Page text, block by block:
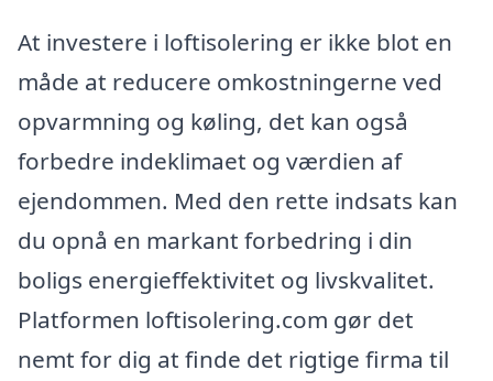
At investere i loftisolering er ikke blot en
måde at reducere omkostningerne ved
opvarmning og køling, det kan også
forbedre indeklimaet og værdien af
ejendommen. Med den rette indsats kan
du opnå en markant forbedring i din
boligs energieffektivitet og livskvalitet.
Platformen loftisolering.com gør det
nemt for dig at finde det rigtige firma til